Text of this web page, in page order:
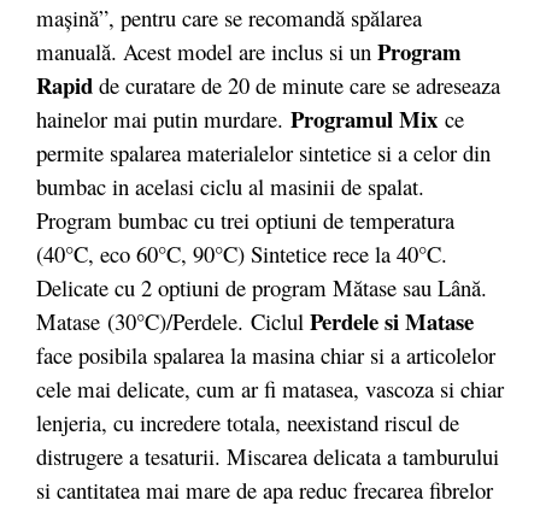
maşină”, pentru care se recomandă spălarea
manuală. Acest model are inclus si un Program
Rapid de curatare de 20 de minute care se adreseaza
hainelor mai putin murdare. Programul Mix ce
permite spalarea materialelor sintetice si a celor din
bumbac in acelasi ciclu al masinii de spalat.
Program bumbac cu trei optiuni de temperatura
(40°C, eco 60°C, 90°C) Sintetice rece la 40°C.
Delicate cu 2 optiuni de program Mătase sau Lână.
Matase (30°C)/Perdele. Ciclul Perdele si Matase
face posibila spalarea la masina chiar si a articolelor
cele mai delicate, cum ar fi matasea, vascoza si chiar
lenjeria, cu incredere totala, neexistand riscul de
distrugere a tesaturii. Miscarea delicata a tamburului
si cantitatea mai mare de apa reduc frecarea fibrelor